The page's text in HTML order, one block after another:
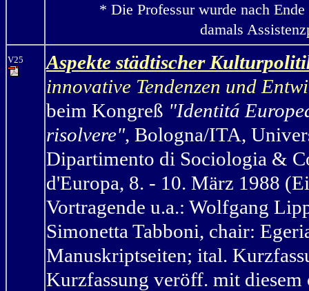
* Die Professur wurde nach
damals
V25
Aspekte städtischer
innovative Tendenzen und
beim Kongreß "Identitá
risolvere", Bologna/ITA,
Dipartimento di Sociologia &
d'Europa, 8. - 10. März 1988
Vortragende u.a.: Wolfgang
Simonetta Tabboni, chair:
Manuskriptseiten; ital.
Kurzfassung veröff. mit diesem